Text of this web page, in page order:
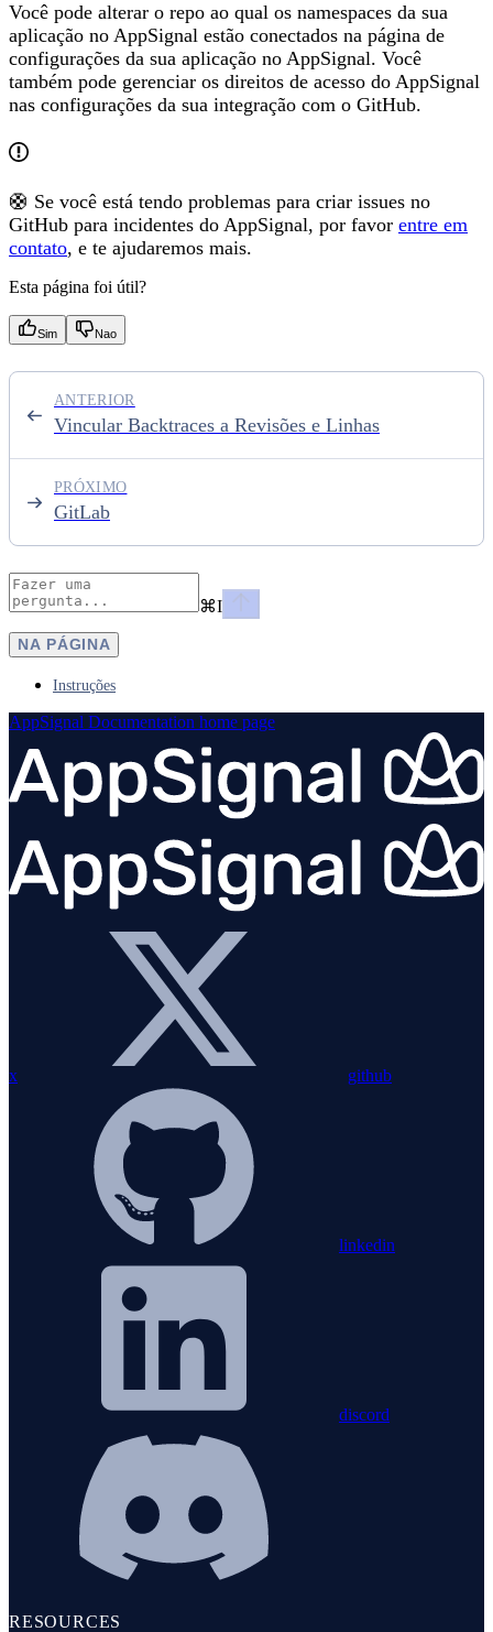
Você pode alterar o repo ao qual os namespaces da sua
aplicação no AppSignal estão conectados na página de
configurações da sua aplicação no AppSignal. Você
também pode gerenciar os direitos de acesso do AppSignal
nas configurações da sua integração com o GitHub.
🛟 Se você está tendo problemas para criar issues no
GitHub para incidentes do AppSignal, por favor entre em
contato, e te ajudaremos mais.
Esta página foi útil?
Sim Nao
Vincular Backtraces a Revisões e Linhas
ANTERIOR
GitLab
PRÓXIMO
⌘I
NA PÁGINA
Instruções
AppSignal Documentation home page
x github
linkedin
discord
RESOURCES